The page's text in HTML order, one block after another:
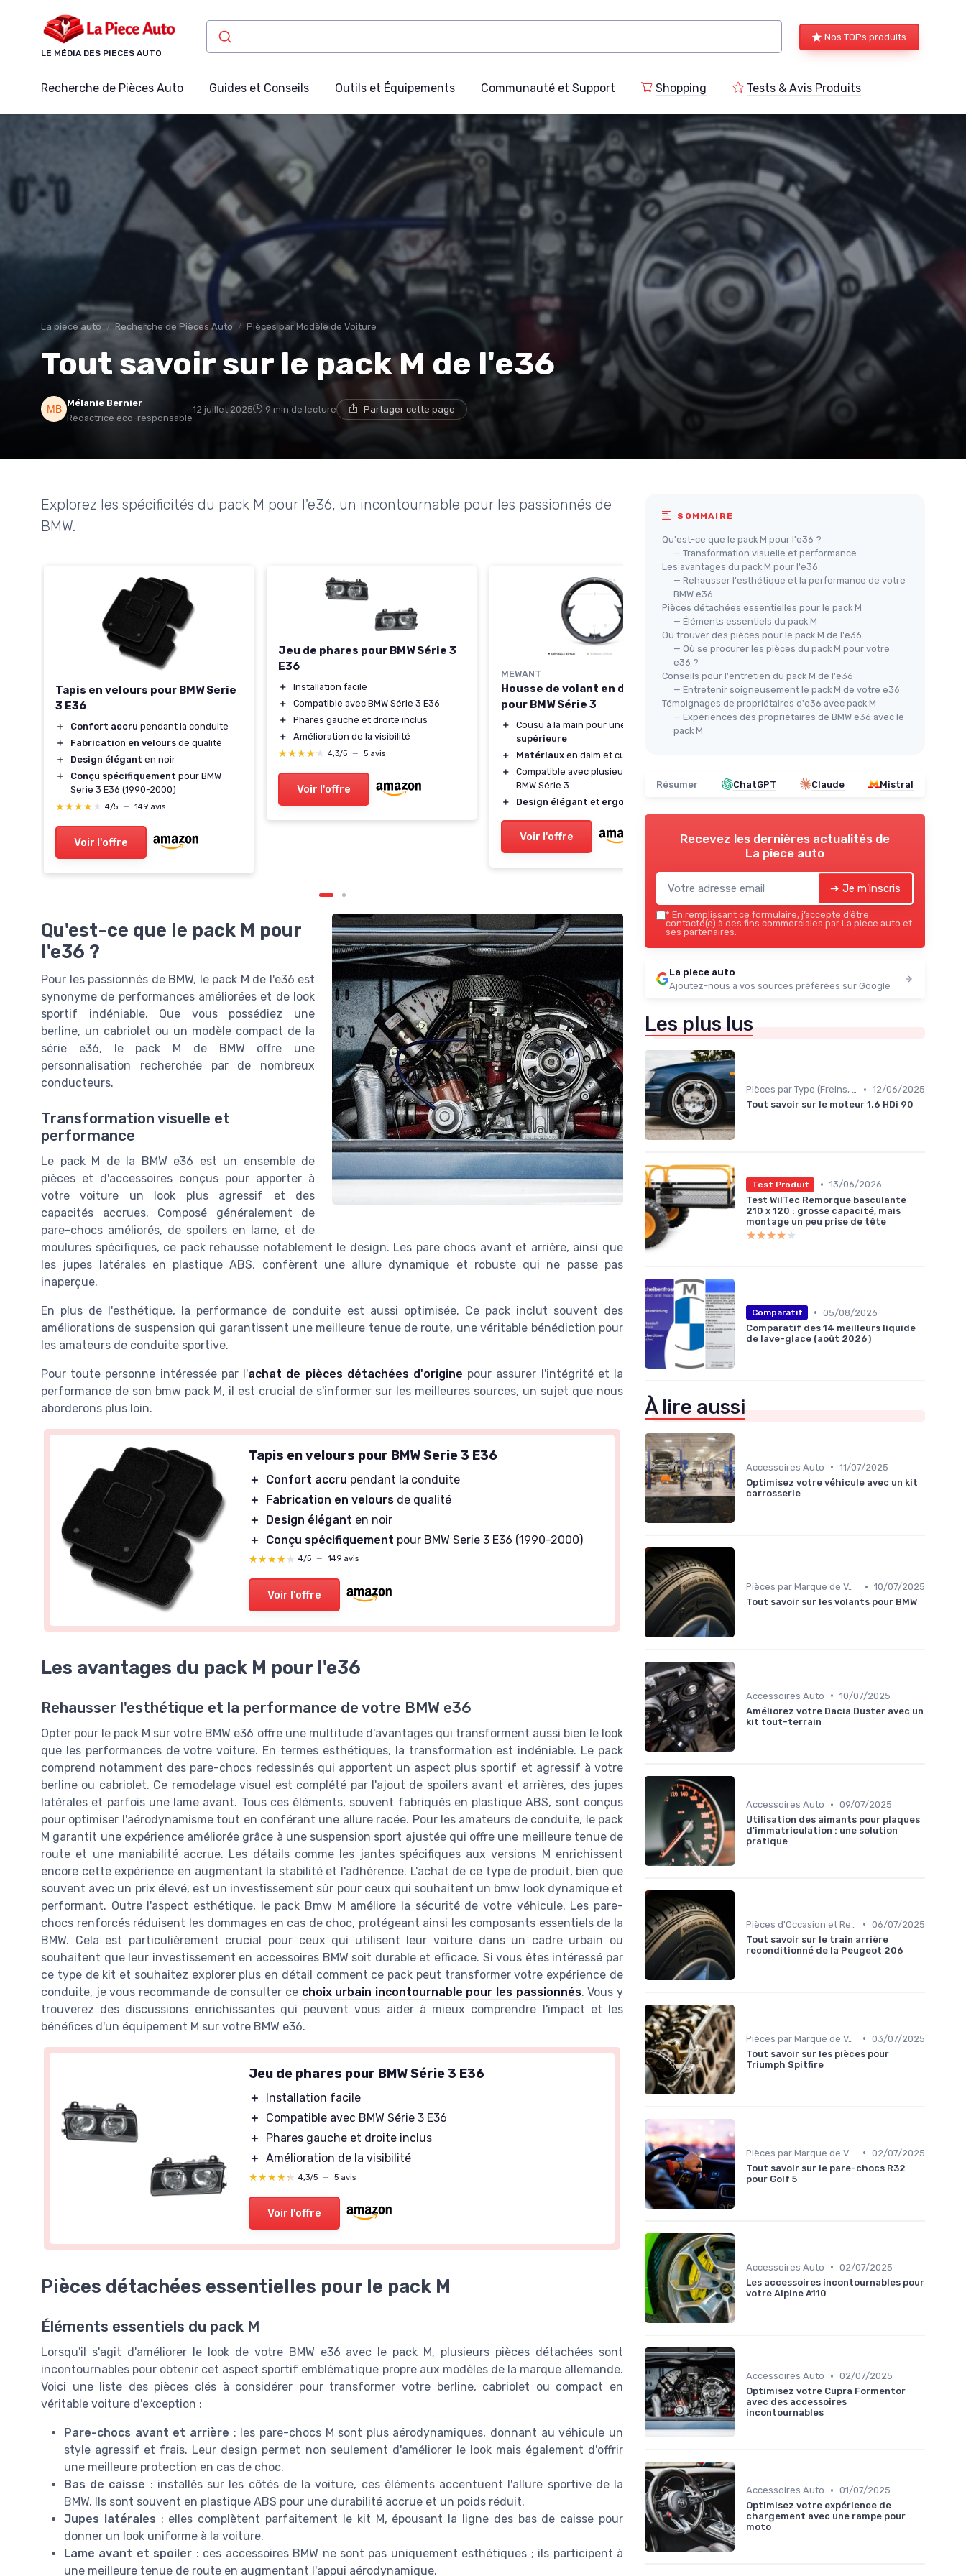
LE MÉDIA DES PIECES AUTO
Nos TOPs produits
Recherche de Pièces Auto Guides et Conseils Outils et Équipements Communauté et Support Shopping Tests & Avis Produits
La piece auto Recherche de Pièces Auto Pièces par Modèle de Voiture
Tout savoir sur le pack M de l'e36
Mélanie Bernier
Rédactrice éco-responsable
12 juillet 2025 9 min de lecture Partager cette page
Explorez les spécificités du pack M pour l'e36, un incontournable pour les passionnés de
BMW.
Tapis en velours pour BMW Serie
3 E36
＋ Confort accru pendant la conduite
＋
Fabrication en velours de qualité
＋
Design élégant en noir
＋
Conçu spécifiquement pour BMW
Serie 3 E36 (1990-2000)
★★★★★
★★★★★ 4/5 — 149 avis
Voir l'offre
Jeu de phares pour BMW Série 3
E36
＋
Installation facile
＋
Compatible avec BMW Série 3 E36
＋
Phares gauche et droite inclus
＋
Amélioration de la visibilité
★★★★★
★★★★★ 4,3/5 — 5 avis
Voir l'offre
MEWANT
Housse de volant en daim et cuir
pour BMW Série 3
＋ Cousu à la main pour une
supérieure
＋
Matériaux en daim et cuir véritable
＋
Compatible avec plusieurs modèles de
BMW Série 3
＋
Design élégant et ergonomique
Voir l'offre
MEWANT
Housse de volant M Sport
Style
sportif
★★★★★
★★★★★ 5/5 1 avis
Qu'est-ce que le pack M pour
l'e36 ?
Pour les passionnés de BMW, le pack M de l'e36 est
synonyme de performances améliorées et de look
sportif indéniable. Que vous possédiez une
berline, un cabriolet ou un modèle compact de la
série e36, le pack M de BMW offre une
personnalisation recherchée par de nombreux
conducteurs.
Transformation visuelle et
performance
Le pack M de la BMW e36 est un ensemble de
pièces et d'accessoires conçus pour apporter à
votre voiture un look plus agressif et des
capacités accrues. Composé généralement de
pare-chocs améliorés, de spoilers en lame, et de
moulures spécifiques, ce pack rehausse notablement le design. Les pare chocs avant et arrière, ainsi que
les jupes latérales en plastique ABS, confèrent une allure dynamique et robuste qui ne passe pas
inaperçue.
En plus de l'esthétique, la performance de conduite est aussi optimisée. Ce pack inclut souvent des
améliorations de suspension qui garantissent une meilleure tenue de route, une véritable bénédiction pour
les amateurs de conduite sportive.
Pour toute personne intéressée par l'achat de pièces détachées d'origine pour assurer l'intégrité et la
performance de son bmw pack M, il est crucial de s'informer sur les meilleures sources, un sujet que nous
aborderons plus loin.
Tapis en velours pour BMW Serie 3 E36
＋ Confort accru pendant la conduite
＋
Fabrication en velours de qualité
＋
Design élégant en noir
＋
Conçu spécifiquement pour BMW Serie 3 E36 (1990-2000)
★★★★★
★★★★★ 4/5 — 149 avis
Voir l'offre
Les avantages du pack M pour l'e36
Rehausser l'esthétique et la performance de votre BMW e36
Opter pour le pack M sur votre BMW e36 offre une multitude d'avantages qui transforment aussi bien le look
que les performances de votre voiture. En termes esthétiques, la transformation est indéniable. Le pack
comprend notamment des pare-chocs redessinés qui apportent un aspect plus sportif et agressif à votre
berline ou cabriolet. Ce remodelage visuel est complété par l'ajout de spoilers avant et arrières, des jupes
latérales et parfois une lame avant. Tous ces éléments, souvent fabriqués en plastique ABS, sont conçus
pour optimiser l'aérodynamisme tout en conférant une allure racée. Pour les amateurs de conduite, le pack
M garantit une expérience améliorée grâce à une suspension sport ajustée qui offre une meilleure tenue de
route et une maniabilité accrue. Les détails comme les jantes spécifiques aux versions M enrichissent
encore cette expérience en augmentant la stabilité et l'adhérence. L'achat de ce type de produit, bien que
souvent avec un prix élevé, est un investissement sûr pour ceux qui souhaitent un bmw look dynamique et
performant. Outre l'aspect esthétique, le pack Bmw M améliore la sécurité de votre véhicule. Les pare-
chocs renforcés réduisent les dommages en cas de choc, protégeant ainsi les composants essentiels de la
BMW. Cela est particulièrement crucial pour ceux qui utilisent leur voiture dans un cadre urbain ou
souhaitent que leur investissement en accessoires BMW soit durable et efficace. Si vous êtes intéressé par
ce type de kit et souhaitez explorer plus en détail comment ce pack peut transformer votre expérience de
conduite, je vous recommande de consulter ce choix urbain incontournable pour les passionnés. Vous y
trouverez des discussions enrichissantes qui peuvent vous aider à mieux comprendre l'impact et les
bénéfices d'un équipement M sur votre BMW e36.
Jeu de phares pour BMW Série 3 E36
＋
Installation facile
＋
Compatible avec BMW Série 3 E36
＋
Phares gauche et droite inclus
＋ Amélioration de la visibilité
★★★★★
★★★★★ 4,3/5 — 5 avis
Voir l'offre
Pièces détachées essentielles pour le pack M
Éléments essentiels du pack M
Lorsqu'il s'agit d'améliorer le look de votre BMW e36 avec le pack M, plusieurs pièces détachées sont
incontournables pour obtenir cet aspect sportif emblématique propre aux modèles de la marque allemande.
Voici une liste des pièces clés à considérer pour transformer votre berline, cabriolet ou compact en
véritable voiture d'exception :
Pare-chocs avant et arrière : les pare-chocs M sont plus aérodynamiques, donnant au véhicule un
style agressif et frais. Leur design permet non seulement d'améliorer le look mais également d'offrir
une meilleure protection en cas de choc.
Bas de caisse : installés sur les côtés de la voiture, ces éléments accentuent l'allure sportive de la
BMW. Ils sont souvent en plastique ABS pour une durabilité accrue et un poids réduit.
Jupes latérales : elles complètent parfaitement le kit M, épousant la ligne des bas de caisse pour
donner un look uniforme à la voiture.
Lame avant et spoiler : ces accessoires BMW ne sont pas uniquement esthétiques ; ils participent à
une meilleure tenue de route en augmentant l'appui aérodynamique.
SOMMAIRE
Qu'est-ce que le pack M pour l'e36 ?
— Transformation visuelle et performance
Les avantages du pack M pour l'e36
— Rehausser l'esthétique et la performance de votre
BMW e36
Pièces détachées essentielles pour le pack M
— Éléments essentiels du pack M
Où trouver des pièces pour le pack M de l'e36
— Où se procurer les pièces du pack M pour votre
e36 ?
Conseils pour l'entretien du pack M de l'e36
— Entretenir soigneusement le pack M de votre e36
Témoignages de propriétaires d'e36 avec pack M
— Expériences des propriétaires de BMW e36 avec le
pack M
Résumer ChatGPT Claude Mistral
Recevez les dernières actualités de
La piece auto
➔ Je m'inscris
* En remplissant ce formulaire, j’accepte d’être
contacté(e) à des fins commerciales par La piece auto et
ses partenaires.
La piece auto
Ajoutez-nous à vos sources préférées sur Google
Les plus lus
Pièces par Type (Freins, Moteur, etc.) • 12/06/2025
Tout savoir sur le moteur 1.6 HDi 90
Test Produit • 13/06/2026
Test WilTec Remorque basculante
210 x 120 : grosse capacité, mais
montage un peu prise de tête
★★★★★
★★★★★
Comparatif • 05/08/2026
Comparatif des 14 meilleurs liquide
de lave-glace (août 2026)
À lire aussi
Accessoires Auto • 11/07/2025
Optimisez votre véhicule avec un kit
carrosserie
Pièces par Marque de Voiture • 10/07/2025
Tout savoir sur les volants pour BMW
Accessoires Auto • 10/07/2025
Améliorez votre Dacia Duster avec un
kit tout-terrain
Accessoires Auto • 09/07/2025
Utilisation des aimants pour plaques
d'immatriculation : une solution
pratique
• 06/07/2025
Tout savoir sur le train arrière
reconditionné de la Peugeot 206
Pièces par Marque de Voiture • 03/07/2025
Tout savoir sur les pièces pour
Triumph Spitfire
Pièces par Marque de Voiture • 02/07/2025
Tout savoir sur le pare-chocs R32
pour Golf 5
Accessoires Auto • 02/07/2025
Les accessoires incontournables pour
votre Alpine A110
Accessoires Auto • 02/07/2025
Optimisez votre Cupra Formentor
avec des accessoires
incontournables
Accessoires Auto • 01/07/2025
Optimisez votre expérience de
chargement avec une rampe pour
moto